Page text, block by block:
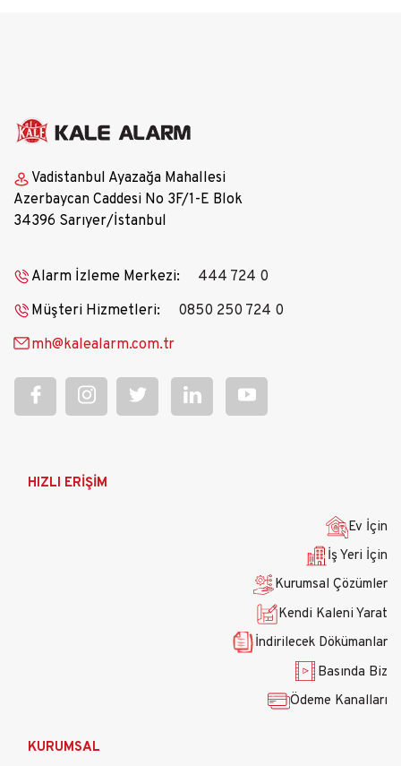
Vadistanbul Ayazağa Mahallesi
Azerbaycan Caddesi No 3F/1-E Blok
34396 Sarıyer/İstanbul
Alarm İzleme Merkezi:
444 724 0
Müşteri Hizmetleri:
0850 250 724 0
mh@kalealarm.com.tr
AnaHIZLI ERİŞİM
Ev İçin
İş Yeri İçin
Kurumsal Çözümler
Kendi Kaleni Yarat
İndirilecek Dökümanlar
Basında Biz
Ödeme Kanalları
KURUMSAL